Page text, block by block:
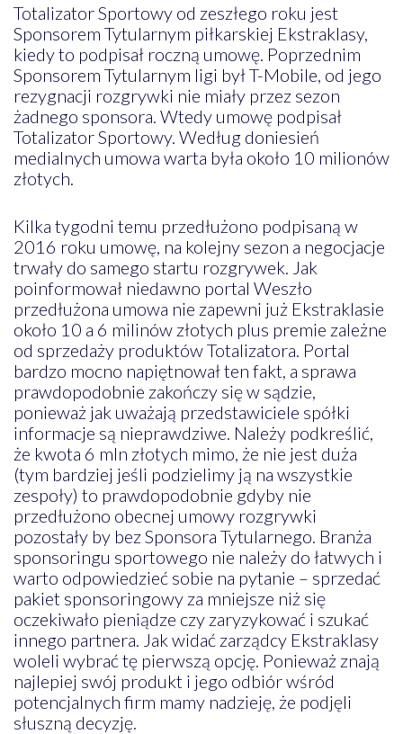
Totalizator Sportowy od zeszłego roku jest
Sponsorem Tytularnym piłkarskiej Ekstraklasy,
kiedy to podpisał roczną umowę. Poprzednim
Sponsorem Tytularnym ligi był T-Mobile, od jego
rezygnacji rozgrywki nie miały przez sezon
żadnego sponsora. Wtedy umowę podpisał
Totalizator Sportowy. Według doniesień
medialnych umowa warta była około 10 milionów
złotych.
Kilka tygodni temu przedłużono podpisaną w
2016 roku umowę, na kolejny sezon a negocjacje
trwały do samego startu rozgrywek. Jak
poinformował niedawno portal Weszło
przedłużona umowa nie zapewni już Ekstraklasie
około 10 a 6 milinów złotych plus premie zależne
od sprzedaży produktów Totalizatora. Portal
bardzo mocno napiętnował ten fakt, a sprawa
prawdopodobnie zakończy się w sądzie,
ponieważ jak uważają przedstawiciele spółki
informacje są nieprawdziwe. Należy podkreślić,
że kwota 6 mln złotych mimo, że nie jest duża
(tym bardziej jeśli podzielimy ją na wszystkie
zespoły) to prawdopodobnie gdyby nie
przedłużono obecnej umowy rozgrywki
pozostały by bez Sponsora Tytularnego. Branża
sponsoringu sportowego nie należy do łatwych i
warto odpowiedzieć sobie na pytanie – sprzedać
pakiet sponsoringowy za mniejsze niż się
oczekiwało pieniądze czy zaryzykować i szukać
innego partnera. Jak widać zarządcy Ekstraklasy
woleli wybrać tę pierwszą opcję. Ponieważ znają
najlepiej swój produkt i jego odbiór wśród
potencjalnych firm mamy nadzieję, że podjęli
słuszną decyzję.